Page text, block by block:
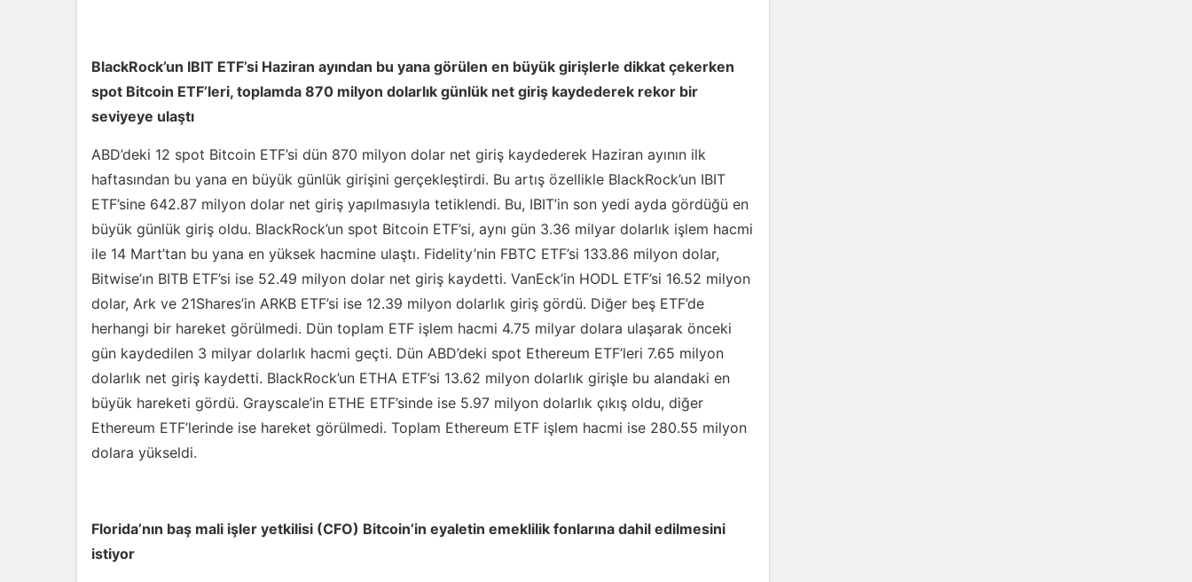
BlackRock’un IBIT ETF’si Haziran ayından bu yana görülen en büyük girişlerle dikkat çekerken
spot Bitcoin ETF’leri, toplamda 870 milyon dolarlık günlük net giriş kaydederek rekor bir
seviyeye ulaştı
ABD’deki 12 spot Bitcoin ETF’si dün 870 milyon dolar net giriş kaydederek Haziran ayının ilk
haftasından bu yana en büyük günlük girişini gerçekleştirdi. Bu artış özellikle BlackRock’un IBIT
ETF’sine 642.87 milyon dolar net giriş yapılmasıyla tetiklendi. Bu, IBIT’in son yedi ayda gördüğü en
büyük günlük giriş oldu. BlackRock’un spot Bitcoin ETF’si, aynı gün 3.36 milyar dolarlık işlem hacmi
ile 14 Mart’tan bu yana en yüksek hacmine ulaştı. Fidelity’nin FBTC ETF’si 133.86 milyon dolar,
Bitwise’ın BITB ETF’si ise 52.49 milyon dolar net giriş kaydetti. VanEck’in HODL ETF’si 16.52 milyon
dolar, Ark ve 21Shares’in ARKB ETF’si ise 12.39 milyon dolarlık giriş gördü. Diğer beş ETF’de
herhangi bir hareket görülmedi. Dün toplam ETF işlem hacmi 4.75 milyar dolara ulaşarak önceki
gün kaydedilen 3 milyar dolarlık hacmi geçti. Dün ABD’deki spot Ethereum ETF’leri 7.65 milyon
dolarlık net giriş kaydetti. BlackRock’un ETHA ETF’si 13.62 milyon dolarlık girişle bu alandaki en
büyük hareketi gördü. Grayscale’in ETHE ETF’sinde ise 5.97 milyon dolarlık çıkış oldu, diğer
Ethereum ETF’lerinde ise hareket görülmedi. Toplam Ethereum ETF işlem hacmi ise 280.55 milyon
dolara yükseldi.
Florida’nın baş mali işler yetkilisi (CFO) Bitcoin’in eyaletin emeklilik fonlarına dahil edilmesini
istiyor